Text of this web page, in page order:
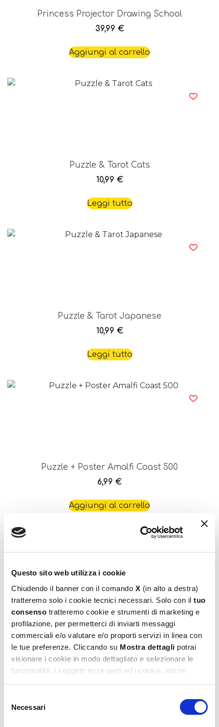
Questo sito web utilizza i cookie
Chiudendo il banner con il comando X (in alto a destra)
tratteremo solo i cookie tecnici necessari. Solo con il tuo
consenso tratteremo cookie e strumenti di marketing e
profilazione, per permetterci di inviarti messaggi
commerciali e/o valutare e/o proporti servizi in linea con
le tue preferenze. Cliccando su Mostra dettagli potrai
visionare i cookie in modo dettagliato e selezionare le
funzionalità, i soggetti terze parti ed i cookie, anche
eventualmente raggruppati per categorie omogenee. Nel
Privacy e Cookie Policy,
dove potrai avere maggiori
informazioni e modificare le tue scelte. Potrai verificare e
delNecessari
Princess Projector Drawing School
39,99 €
Aggiungi al carrello
Puzzle & Tarot Cats
10,99 €
Leggi tutto
Puzzle & Tarot Japanese
10,99 €
Leggi tutto
Puzzle + Poster Amalfi Coast 500
6,99 €
Aggiungi al carrello
16,99€
Leggi tutto